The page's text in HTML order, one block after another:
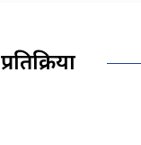
प्रतिक्रिया